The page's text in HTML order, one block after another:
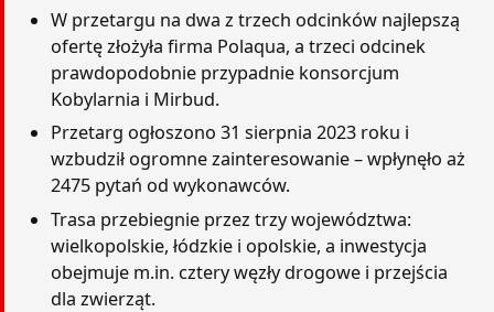
W przetargu na dwa z trzech odcinków najlepszą
ofertę złożyła firma Polaqua, a trzeci odcinek
prawdopodobnie przypadnie konsorcjum
Kobylarnia i Mirbud.
Przetarg ogłoszono 31 sierpnia 2023 roku i
wzbudził ogromne zainteresowanie – wpłynęło aż
2475 pytań od wykonawców.
Trasa przebiegnie przez trzy województwa:
wielkopolskie, łódzkie i opolskie, a inwestycja
obejmuje m.in. cztery węzły drogowe i przejścia
dla zwierząt.